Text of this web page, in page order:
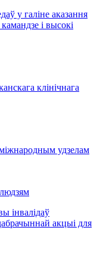
у галіне аказання
і высокі
клінічнага
удзелам
інвалідаў
акцыі для